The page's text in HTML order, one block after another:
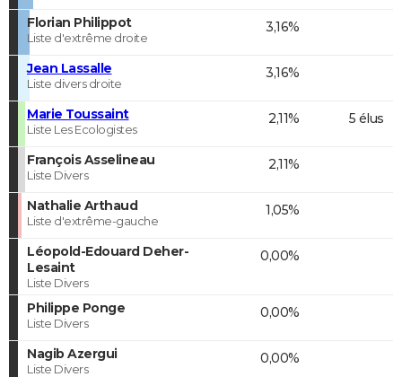
Florian Philippot
Liste d'extrême droite
3,16%
Jean Lassalle
Liste divers droite
3,16%
Marie Toussaint
Liste Les Ecologistes
2,11% 5 élus
François Asselineau
Liste Divers
2,11%
Nathalie Arthaud
Liste d'extrême-gauche
1,05%
Léopold-Edouard Deher-
Lesaint
Liste Divers
0,00%
Philippe Ponge
Liste Divers
0,00%
Nagib Azergui
Liste Divers
0,00%